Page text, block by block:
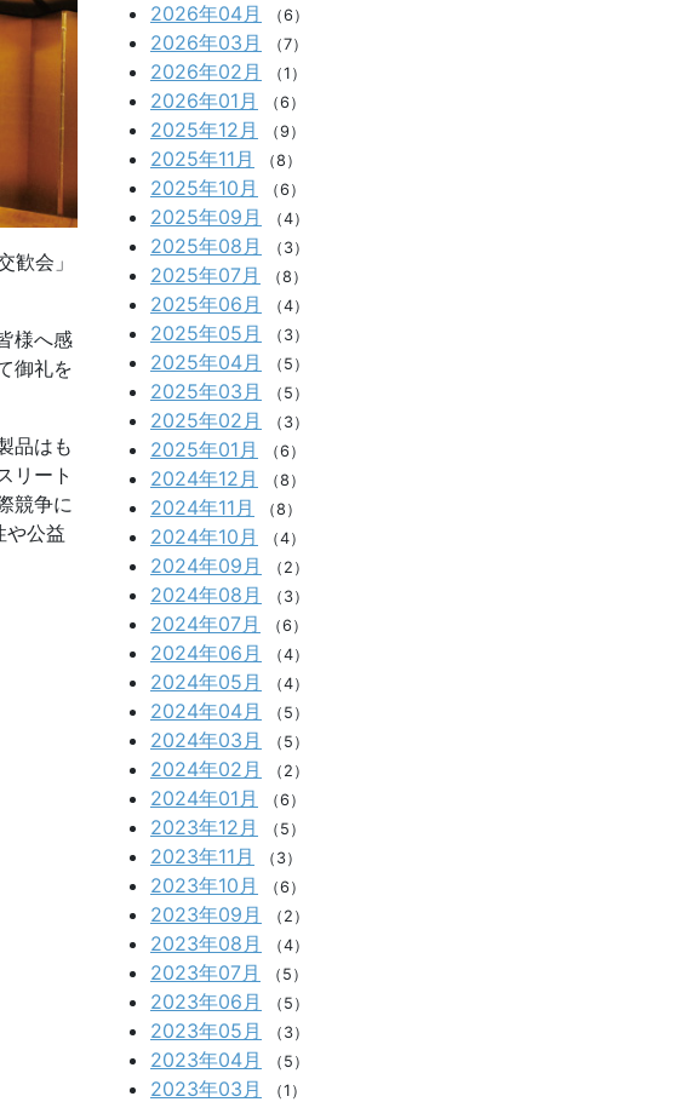
歓会」
様へ感
御礼を
品はも
リート
競争に
や公益
2026年04月 （6）
2026年03月 （7）
2026年02月 （1）
2026年01月 （6）
2025年12月 （9）
2025年11月 （8）
2025年10月 （6）
2025年09月 （4）
2025年08月 （3）
2025年07月 （8）
2025年06月 （4）
2025年05月 （3）
2025年04月 （5）
2025年03月 （5）
2025年02月 （3）
2025年01月 （6）
2024年12月 （8）
2024年11月 （8）
2024年10月 （4）
2024年09月 （2）
2024年08月 （3）
2024年07月 （6）
2024年06月 （4）
2024年05月 （4）
2024年04月 （5）
2024年03月 （5）
2024年02月 （2）
2024年01月 （6）
2023年12月 （5）
2023年11月 （3）
2023年10月 （6）
2023年09月 （2）
2023年08月 （4）
2023年07月 （5）
2023年06月 （5）
2023年05月 （3）
2023年04月 （5）
2023年03月 （1）